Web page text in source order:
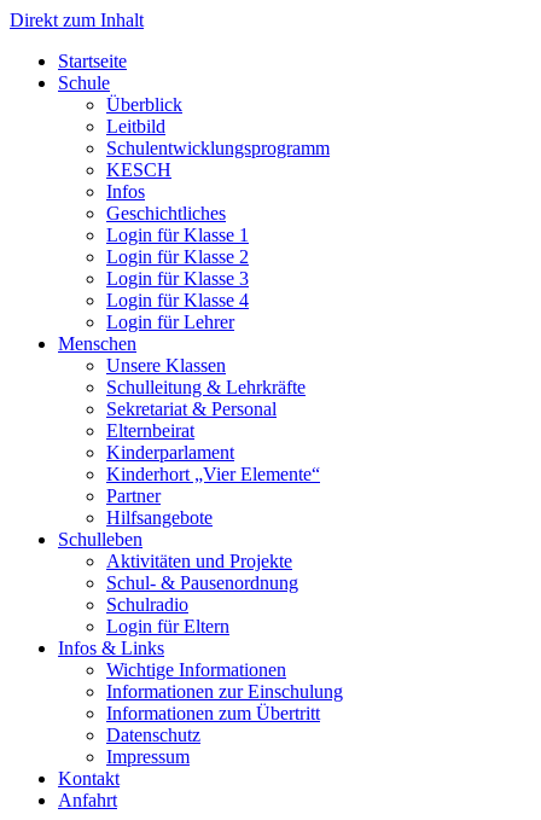
Direkt zum Inhalt
Start­sei­te
Schu­le
Über­blick
Leit­bild
Schul­ent­wick­lungs­pro­gramm
KESCH
Infos
Geschicht­li­ches
Log­in für Klas­se 1
Log­in für Klas­se 2
Log­in für Klas­se 3
Log­in für Klas­se 4
Log­in für Leh­rer
Men­schen
Unse­re Klas­sen
Schul­lei­tung & Lehr­kräf­te
Sekre­ta­ri­at & Per­so­nal
Eltern­bei­rat
Kin­der­par­la­ment
Kin­der­hort „Vier Ele­men­te“
Part­ner
Hilfs­an­ge­bo­te
Schul­le­ben
Akti­vi­tä­ten und Pro­jek­te
Schul- & Pau­sen­ord­nung
Schul­ra­dio
Log­in für Eltern
Infos & Links
Wich­ti­ge Infor­ma­tio­nen
Infor­ma­tio­nen zur Ein­schu­lung
Infor­ma­tio­nen zum Über­tritt
Daten­schutz
Impres­sum
Kon­takt
Anfahrt